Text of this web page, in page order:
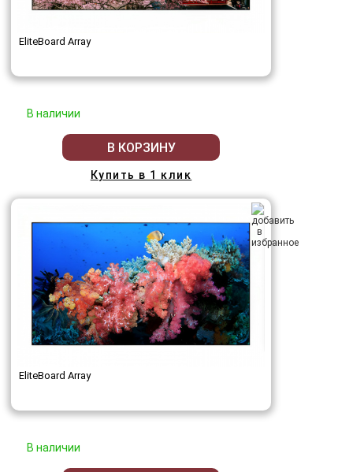
EliteBoard Array
В наличии
В КОРЗИНУ
Купить в 1 клик
EliteBoard Array
В наличии